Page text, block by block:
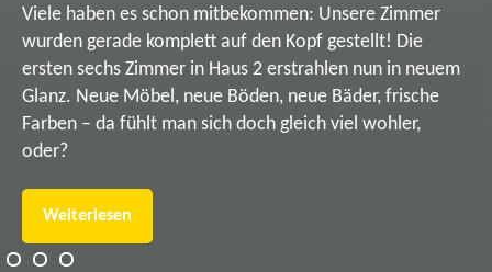
Viele haben es schon mitbekommen: Unsere Zimmer
wurden gerade komplett auf den Kopf gestellt! Die
ersten sechs Zimmer in Haus 2 erstrahlen nun in neuem
Glanz. Neue Möbel, neue Böden, neue Bäder, frische
Farben – da fühlt man sich doch gleich viel wohler,
oder?
Weiterlesen